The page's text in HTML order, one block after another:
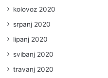
kolovoz 2020
srpanj 2020
lipanj 2020
svibanj 2020
travanj 2020